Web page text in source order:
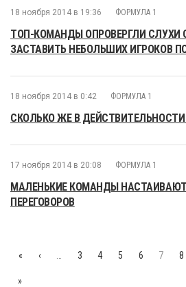
18 ноября 2014 в 19:36 ФОРМУЛА 1
ТОП-КОМАНДЫ ОПРОВЕРГЛИ СЛУХИ
ЗАСТАВИТЬ НЕБОЛЬШИХ ИГРОКОВ
18 ноября 2014 в 0:42 ФОРМУЛА 1
СКОЛЬКО ЖЕ В ДЕЙСТВИТЕЛЬНОСТИ
17 ноября 2014 в 20:08 ФОРМУЛА 1
МАЛЕНЬКИЕ КОМАНДЫ
ПЕРЕГОВОРОВ
« ‹ 3 4 5 6 7 8
»